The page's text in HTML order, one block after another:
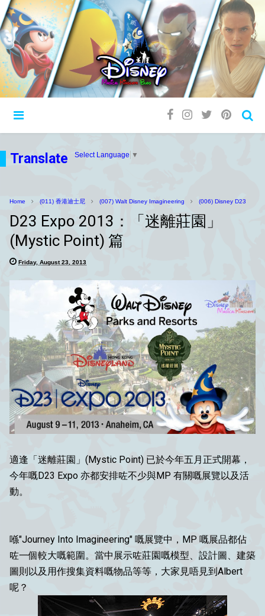
Translate Select Language ▼
Home (011) 香港迪士尼 (007) Walt Disney Imagineering (006) Disney D23
D23 Expo 2013：「迷離莊園」
(Mystic Point) 篇
Friday, August 23, 2013
適逢「迷離莊園」(Mystic Point) 已於今年五月正式開幕，
今年嘅D23 Expo 亦都安排咗不少與MP 有關嘅展覽以及活
動。
喺"Journey Into Imagineering" 嘅展覽中，MP 嘅展品都佔
咗一個較大嘅範圍。當中展示咗莊園嘅模型、設計圖、建築
圖則以及用作搜集資料嘅物品等等，大家見唔見到Albert
呢？